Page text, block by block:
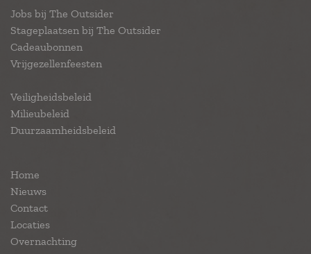
Jobs bij The Outsider
Stageplaatsen bij The Outsider
Cadeaubonnen
Vrijgezellenfeesten
Veiligheidsbeleid
Milieubeleid
Duurzaamheidsbeleid
Home
Nieuws
Contact
Locaties
Overnachting